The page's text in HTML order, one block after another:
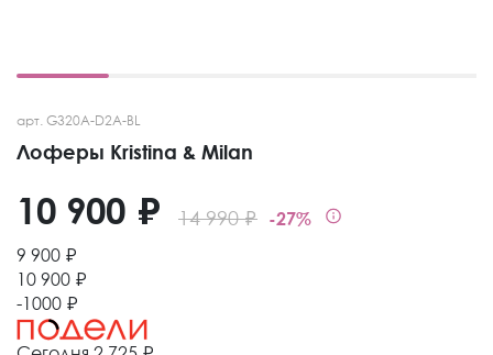
арт. G320A-D2A-BL
Лоферы Kristina & Milan
14 990 ₽ -27%
10 900 ₽
9 900 ₽
10 900 ₽
-1000 ₽